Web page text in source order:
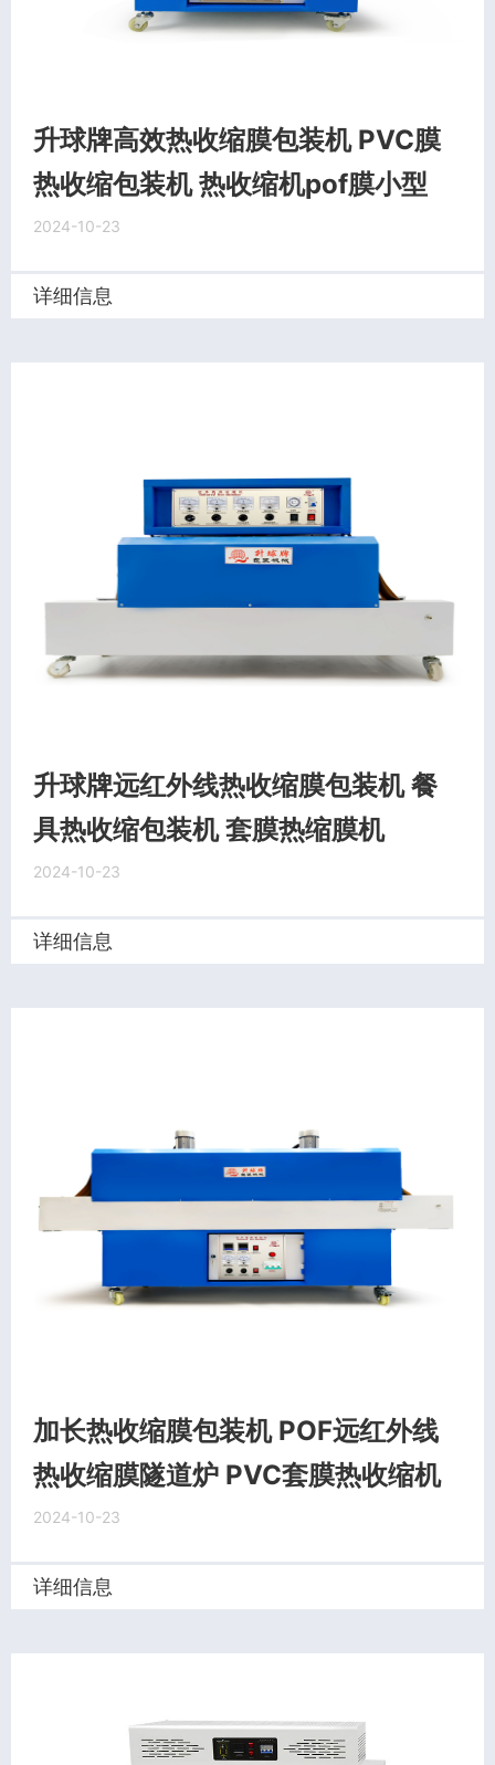
升球牌高效热收缩膜包装机 PVC膜
热收缩包装机 热收缩机pof膜小型
2024-10-23
详细信息
升球牌远红外线热收缩膜包装机 餐
具热收缩包装机 套膜热缩膜机
2024-10-23
详细信息
加长热收缩膜包装机 POF远红外线
热收缩膜隧道炉 PVC套膜热收缩机
2024-10-23
详细信息